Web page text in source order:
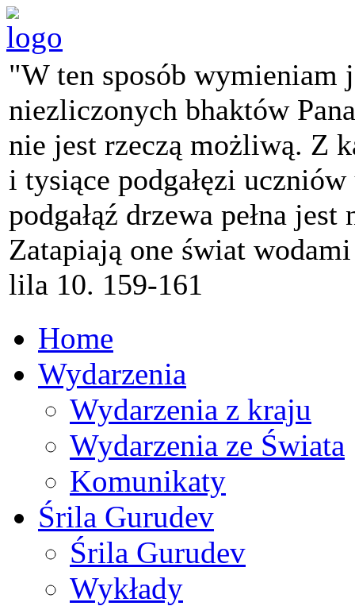
"W ten sposób wymieniam
niezliczonych bhaktów
nie jest rzeczą możliwą. Z
i tysiące podgałęzi
podgałąź drzewa pełna
Zatapiają one świat
lila 10. 159-161
Home
Wydarzenia
Wydarzenia z kraju
Wydarzenia ze Świata
Komunikaty
Śrila Gurudev
Śrila Gurudev
Wykłady